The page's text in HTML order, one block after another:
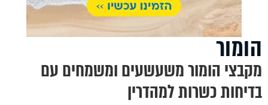
הומור
מקבצי הומור משעשעים ומשמחים עם
בדיחות כשרות למהדרין